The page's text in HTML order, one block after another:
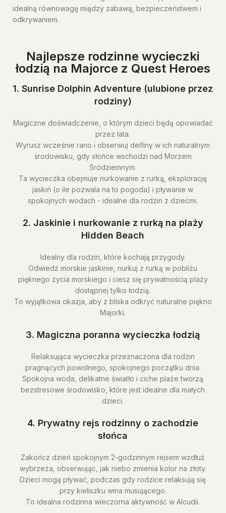
idealną równowagę między zabawą, bezpieczeństwem i
odkrywaniem.
Najlepsze rodzinne wycieczki
łodzią na Majorce z Quest Heroes
1. Sunrise Dolphin Adventure (ulubione przez
rodziny)
Magiczne doświadczenie, o którym dzieci będą opowiadać
przez lata.
Wyrusz wcześnie rano i obserwuj delfiny w ich naturalnym
środowisku, gdy słońce wschodzi nad Morzem
Śródziemnym.
Ta wycieczka obejmuje nurkowanie z rurką, eksplorację
jaskiń (o ile pozwala na to pogoda) i pływanie w
spokojnych wodach - idealne dla rodzin z dziećmi.
2. Jaskinie i nurkowanie z rurką na plaży
Hidden Beach
Idealny dla rodzin, które kochają przygody.
Odwiedź morskie jaskinie, nurkuj z rurką w pobliżu
pięknego życia morskiego i ciesz się prywatnością plaży
dostępnej tylko łodzią.
To wyjątkowa okazja, aby z bliska odkryć naturalne piękno
Majorki.
3. Magiczna poranna wycieczka łodzią
Relaksująca wycieczka przeznaczona dla rodzin
pragnących powolnego, spokojnego początku dnia.
Spokojna woda, delikatne światło i ciche plaże tworzą
bezstresowe środowisko, które jest idealne dla małych
dzieci.
4. Prywatny rejs rodzinny o zachodzie
słońca
Zakończ dzień spokojnym 2-godzinnym rejsem wzdłuż
wybrzeża, obserwując, jak niebo zmienia kolor na złoty.
Dzieci mogą pływać, podczas gdy rodzice relaksują się
przy kieliszku wina musującego.
To idealna rodzinna wieczorna aktywność w Alcudii.